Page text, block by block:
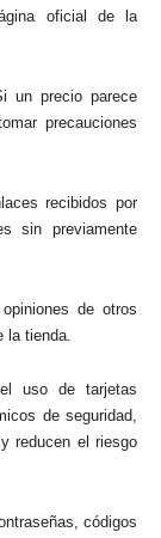
oficial de la
un precio parece
precauciones
recibidos por
sin previamente
de otros
la tienda.
uso de tarjetas
de seguridad,
reducen el riesgo
códigos